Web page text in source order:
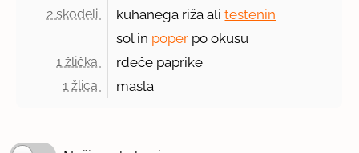
2 skodeli kuhanega riža alitestenin
sol in poper po okusu
1 žlička rdeče paprike
1 žlica masla